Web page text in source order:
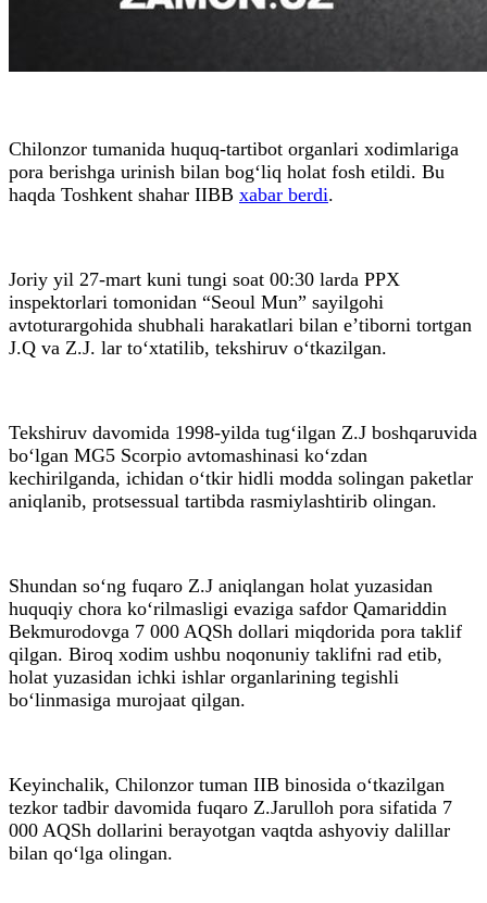
Chilonzor tumanida huquq-tartibot organlari xodimlariga
pora berishga urinish bilan bog‘liq holat fosh etildi. Bu
haqda Toshkent shahar IIBB xabar berdi.
Joriy yil 27-mart kuni tungi soat 00:30 larda PPX
inspektorlari tomonidan “Seoul Mun” sayilgohi
avtoturargohida shubhali harakatlari bilan e’tiborni tortgan
J.Q va Z.J. lar to‘xtatilib, tekshiruv o‘tkazilgan.
Tekshiruv davomida 1998-yilda tug‘ilgan Z.J boshqaruvida
bo‘lgan MG5 Scorpio avtomashinasi ko‘zdan
kechirilganda, ichidan o‘tkir hidli modda solingan paketlar
aniqlanib, protsessual tartibda rasmiylashtirib olingan.
Shundan so‘ng fuqaro Z.J aniqlangan holat yuzasidan
huquqiy chora ko‘rilmasligi evaziga safdor Qamariddin
Bekmurodovga 7 000 AQSh dollari miqdorida pora taklif
qilgan. Biroq xodim ushbu noqonuniy taklifni rad etib,
holat yuzasidan ichki ishlar organlarining tegishli
bo‘linmasiga murojaat qilgan.
Keyinchalik, Chilonzor tuman IIB binosida o‘tkazilgan
tezkor tadbir davomida fuqaro Z.Jarulloh pora sifatida 7
000 AQSh dollarini berayotgan vaqtda ashyoviy dalillar
bilan qo‘lga olingan.